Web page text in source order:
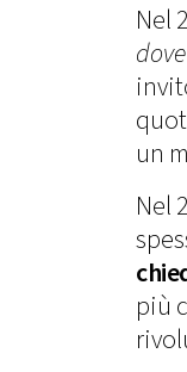
Nel
un
Nel
più